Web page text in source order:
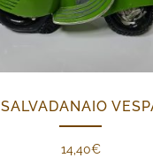
SALVADANAIO
14,40€